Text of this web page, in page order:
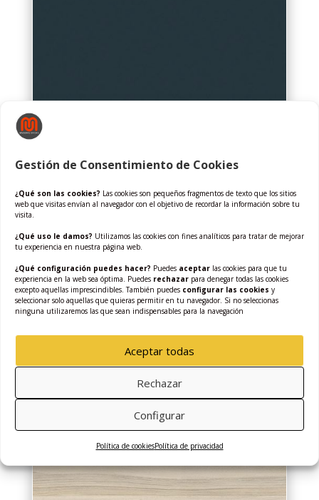
Gestión de Consentimiento de Cookies
¿Qué son las cookies? Las cookies son pequeños fragmentos de texto que los sitios
web que visitas envían al navegador con el objetivo de recordar la información sobre tu
visita.
¿Qué uso le damos? Utilizamos las cookies con fines analíticos para tratar de mejorar
tu experiencia en nuestra página web.
¿Qué configuración puedes hacer? Puedes aceptar las cookies para que tu
experiencia en la web sea óptima. Puedes rechazar para denegar todas las cookies
excepto aquellas imprescindibles. También puedes configurar las cookies y
seleccionar solo aquellas que quieras permitir en tu navegador. Si no seleccionas
ninguna utilizaremos las que sean indispensables para la navegación
Aceptar todas
Rechazar
Configurar
Política de cookiesPolítica de privacidad
Gris Ancares
Maderas